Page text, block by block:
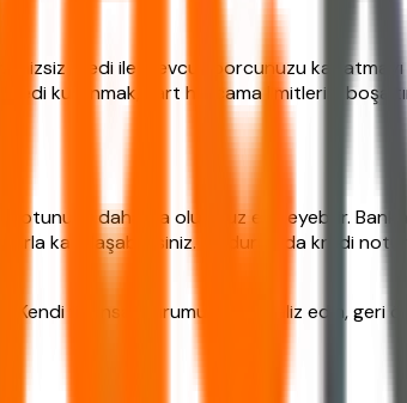
kredi ile mevcut borcunuzu
kullanmak, kart harcama limitlerini
daha da olumsuz etkileyebilir.
karşılaşabilirsiniz. Bu durumda kredi
finansal durumunuzu analiz edin, geri